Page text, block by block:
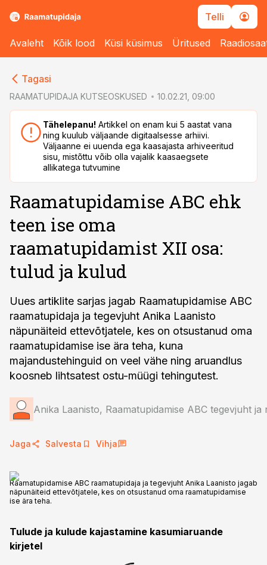
Telli
Avaleht Kõik lood Küsi küsimus Üritused
Tagasi
RAAMATUPIDAJA KUTSEOSKUSED 10.02.21, 09:00
Tähelepanu! Artikkel on enam kui 5 aastat vana
ning kuulub väljaande digitaalsesse arhiivi.
Väljaanne ei uuenda ega kaasajasta arhiveeritud
sisu, mistõttu võib olla vajalik kaasaegsete
allikatega tutvumine
Raamatupidamise ABC ehk
teen ise oma
raamatupidamist XII osa:
tulud ja kulud
Uues artiklite sarjas jagab Raamatupidamise ABC
raamatupidaja ja tegevjuht Anika Laanisto
näpunäiteid ettevõtjatele, kes on otsustanud oma
raamatupidamise ise ära teha, kuna
majandustehinguid on veel vähe ning aruandlus
koosneb lihtsatest ostu-müügi tehingutest.
Anika Laanisto, Raamatupidamise ABC tegevjuht ja
Jaga Salvesta Vihja
Raamatupidamise ABC raamatupidaja ja tegevjuht Anika Laanisto jagab
näpunäiteid ettevõtjatele, kes on otsustanud oma raamatupidamise
ise ära teha.
Tulude ja kulude kajastamine kasumiaruande
kirjetel